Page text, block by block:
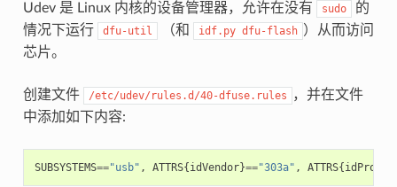
Udev 是 Linux 内核的设备管理器，允许在没有 sudo
的
情况下运行
dfu-util （和 idf.py dfu-flash ）从而访问
芯片。
创建文件 /etc/udev/rules.d/40-dfuse.rules
，并在文件
中添加如下内容:
SUBSYSTEMS=="usb" , ATTRS{idVendor}=="303a" , ATTRS{